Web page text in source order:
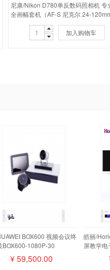
尼康/Nikon D780单反数码照相机 专
全画幅套机（AF-S 尼克尔 24-
f/4G ED VR 单反镜头）
加入购物车
BOX600 视频会议终
BOX600-1080P-30
摄像机MIC500全向麦
¥59,500.00
皓丽/
屏教学